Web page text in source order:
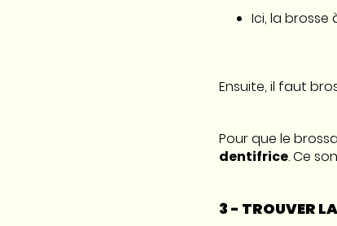
Ici, la
Ensuite, il faut
Pour que le
dentifrice. Ce
3 - TROUVER